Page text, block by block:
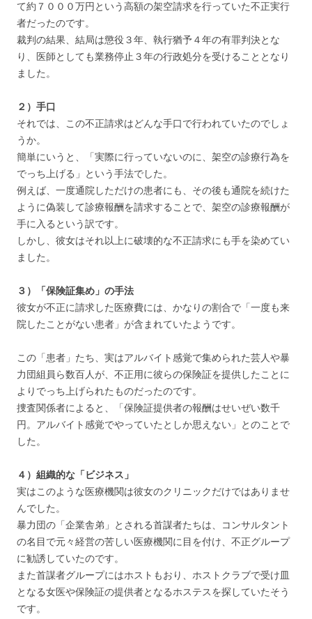
て約７０００万円という高額の架空請求を行っていた不正実行
者だったのです。
裁判の結果、結局は懲役３年、執行猶予４年の有罪判決とな
り、医師としても業務停止３年の行政処分を受けることとなり
ました。
２）手口
それでは、この不正請求はどんな手口で行われていたのでしょ
うか。
簡単にいうと、「実際に行っていないのに、架空の診療行為を
でっち上げる」という手法でした。
例えば、一度通院しただけの患者にも、その後も通院を続けた
ように偽装して診療報酬を請求することで、架空の診療報酬が
手に入るという訳です。
しかし、彼女はそれ以上に破壊的な不正請求にも手を染めてい
ました。
３）「保険証集め」の手法
彼女が不正に請求した医療費には、かなりの割合で「一度も来
院したことがない患者」が含まれていたようです。
この「患者」たち、実はアルバイト感覚で集められた芸人や暴
力団組員ら数百人が、不正用に彼らの保険証を提供したことに
よりでっち上げられたものだったのです。
捜査関係者によると、「保険証提供者の報酬はせいぜい数千
円。アルバイト感覚でやっていたとしか思えない」とのことで
した。
４）組織的な「ビジネス」
実はこのような医療機関は彼女のクリニックだけではありませ
んでした。
暴力団の「企業舎弟」とされる首謀者たちは、コンサルタント
の名目で元々経営の苦しい医療機関に目を付け、不正グループ
に勧誘していたのです。
また首謀者グループにはホストもおり、ホストクラブで受け皿
となる女医や保険証の提供者となるホステスを探していたそう
です。